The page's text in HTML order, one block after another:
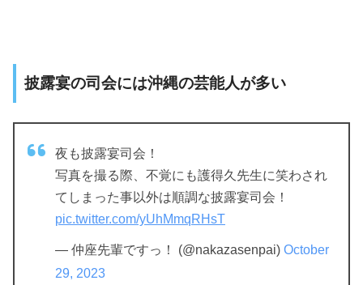
披露宴の司会には沖縄の芸能人が多い
夜も披露宴司会！
写真を撮る際、不覚にも護得久先生に笑わされ
てしまった事以外は順調な披露宴司会！
pic.twitter.com/yUhMmqRHsT
— 仲座先輩ですっ！ (@nakazasenpai) October
29, 2023